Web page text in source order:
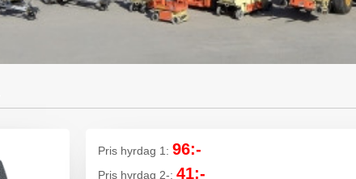
Pris hyrdag 1: 96:-
Pris hyrdag 2-: 41:-